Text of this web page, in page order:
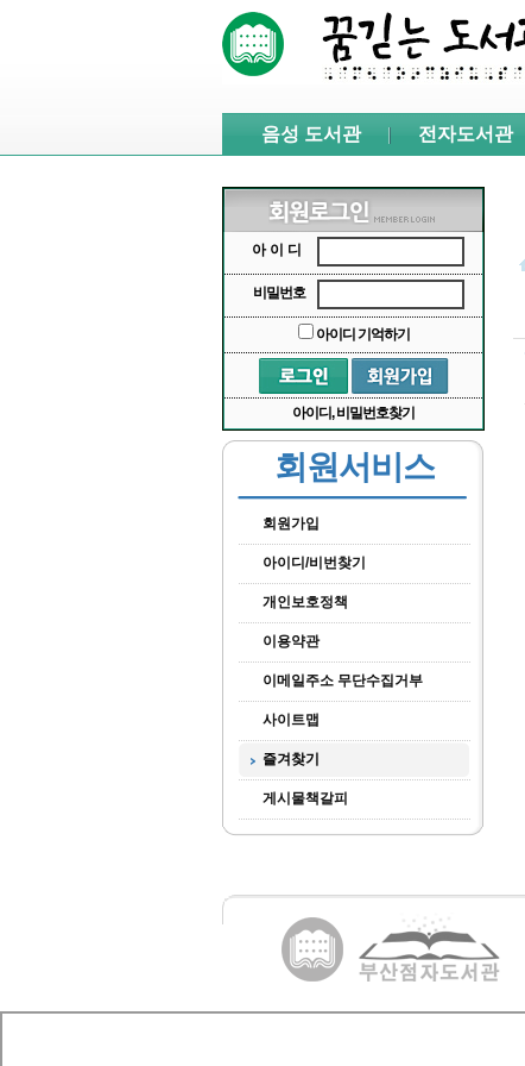
음성 도서관 전자도서관
아이디
비밀번호
아이디 기억하기
아이디, 비밀번호찾기
회원서비스
회원가입
아이디/비번찾기
개인보호정책
이용약관
이메일주소 무단수집거부
사이트맵
즐겨찾기
게시물책갈피